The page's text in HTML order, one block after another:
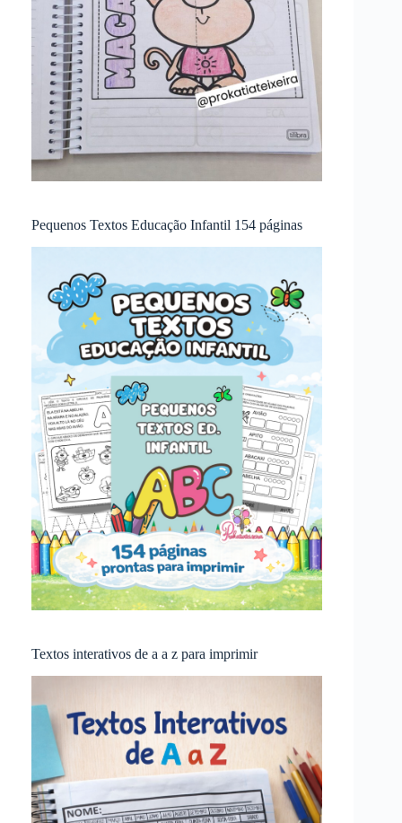
Pequenos Textos Educação Infantil 154 páginas
Textos interativos de a a z para imprimir